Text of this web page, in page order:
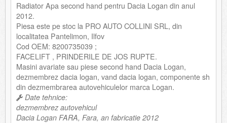
Radiator Apa second hand pentru Dacia Logan din anul
2012.
Piesa este pe stoc la PRO AUTO COLLINI SRL, din
localitatea Pantelimon, Ilfov
Cod OEM: 8200735039 ;
FACELIFT , PRINDERILE DE JOS RUPTE.
Masini avariate sau piese second hand Dacia Logan,
dezmembrez dacia logan, vand dacia logan, componente sh
din dezmembrarea autovehiculelor marca Logan.
Date tehnice:
dezmembrez autovehicul
Dacia Logan FARA, Fara, an fabricatie 2012